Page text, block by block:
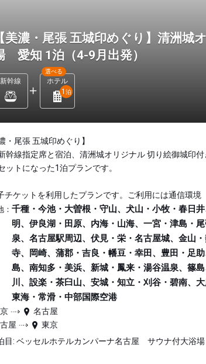
美濃・尾張 五城印めぐり】清洲城
愛知 1泊（4-9月出発）
新幹線 ホテル
選べる
1 泊
・尾張 五城印めぐり】
幹線指定席と宿泊、清洲城オリジナル 切り絵御城印付
ットになった1泊プランです。
チケットを利用したプランです。ご利用には通信環境
： 千種・今池・大曽根・守山、犬山・小牧・春日
明、伊良湖・田原、内海・山海、一宮・津島・
泉、名古屋駅周辺、伏見・栄・名古屋城、金山
寺、岡崎、蒲郡・吉良・幡豆・幸田、豊田・足
島、南知多・美浜、新城・鳳来・湯谷温泉、篠
川、設楽・茶臼山、安城・知立・刈谷・碧南、大
東海・常滑・中部国際空港
名古屋
屋
東京
目: ベッセルホテルカンパーナ名古屋 サウナ付大浴場